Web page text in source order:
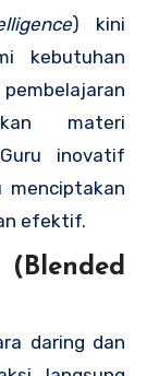
) kini
kebutuhan
materi
inovatif
menciptakan
efektif.
daring dan